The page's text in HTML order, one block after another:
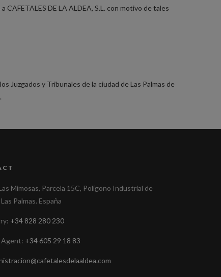
DE LA ALDEA, S.L. con motivo de tales
Juzgados y Tribunales de la ciudad de Las Palmas de
Mimosas, Parcela 15C, Polígono Industrial de
Palmas. España
+34 828 280 230
Agent: +34 605 29 18 83